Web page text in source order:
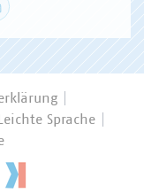
Leichte Sprache